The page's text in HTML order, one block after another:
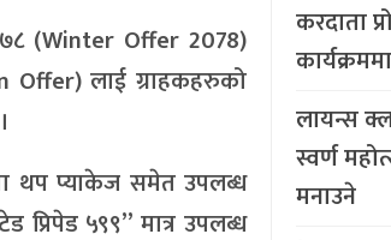
(Winter Offer 2078)
लाई ग्राहकहरुको
थप प्याकेज समेत उपलब्ध
५९९” मात्र उपलब्ध
करदाता
लायन्स
स्वर्ण
मनाउने